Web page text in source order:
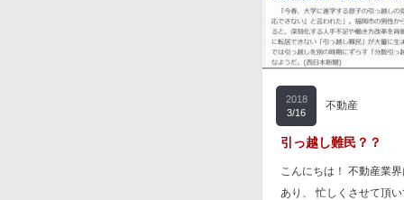
2018
3/16
不動産
引っ越し難民？？
こんにちは！ 不動産業
あり、 忙しくさせて頂